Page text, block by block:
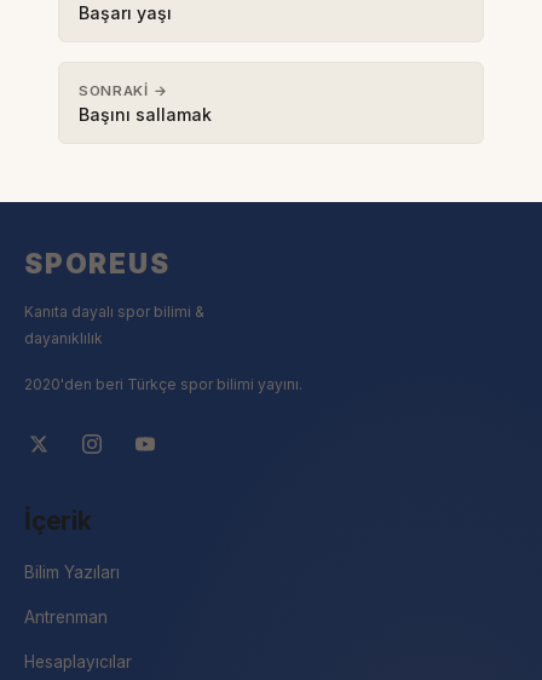
Başarı yaşı
SONRAKI →
Başını sallamak
SPOREUS
Kanıta dayalı spor bilimi &
dayanıklılık
2020'den beri Türkçe spor bilimi yayını.
İçerik
Bilim Yazıları
Antrenman
Hesaplayıcılar